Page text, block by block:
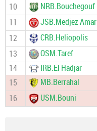
10 NRB.Bouchegouf
11
JSB.Medjez Amar
12
CRB.Heliopolis
13
OSM.Taref
14
IRB.El Hadjar
15
MB.Berrahal
16
USM.Bouni